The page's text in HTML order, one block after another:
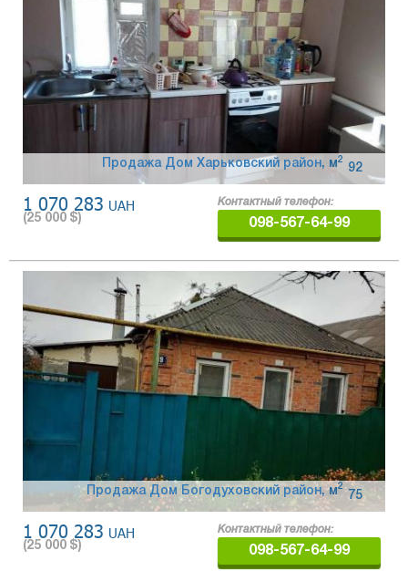
Продажа Дом Харьковский район, 92
м2
1 070 283 UAH
(25 000 $)
Контактный телефон:
098-567-64-99
Продажа Дом Богодуховский район, 75
м2
1 070 283 UAH
(25 000 $)
Контактный телефон:
098-567-64-99